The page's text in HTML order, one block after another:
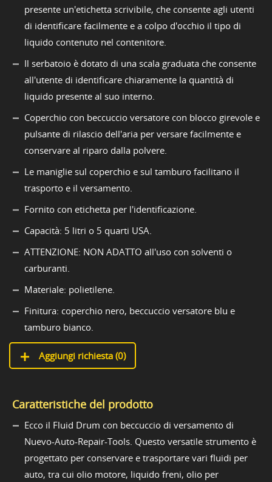
presente un'etichetta scrivibile, che consente agli utenti
di identificare facilmente e a colpo d'occhio il tipo di
liquido contenuto nel contenitore.
Il serbatoio è dotato di una scala graduata che consente
all'utente di identificare chiaramente la quantità di
liquido presente al suo interno.
Coperchio con beccuccio versatore con blocco girevole e
pulsante di rilascio dell'aria per versare facilmente e
conservare al riparo dalla polvere.
Le maniglie sul coperchio e sul tamburo facilitano il
trasporto e il versamento.
Fornito con etichetta per l'identificazione.
Capacità: 5 litri o 5 quarti USA.
ATTENZIONE: NON ADATTO all'uso con solventi o
carburanti.
Materiale: polietilene.
Finitura: coperchio nero, beccuccio versatore blu e
tamburo bianco.
Aggiungi richiesta (0)
Caratteristiche del prodotto
Ecco il Fluid Drum con beccuccio di versamento di
Nuevo-Auto-Repair-Tools. Questo versatile strumento è
progettato per conservare e trasportare vari fluidi per
auto, tra cui olio motore, liquido freni, olio per